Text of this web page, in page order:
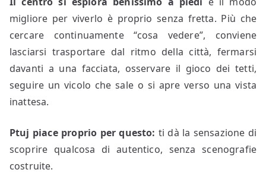
migliore per viverlo è proprio senza fretta. Più che
cercare continuamente “cosa vedere”, conviene
lasciarsi trasportare dal ritmo della città, fermarsi
davanti a una facciata, osservare il gioco dei tetti,
seguire un vicolo che sale o si apre verso una vista
inattesa.
Ptuj piace proprio per questo: ti dà la sensazione di
scoprire qualcosa di autentico, senza scenografie
costruite.